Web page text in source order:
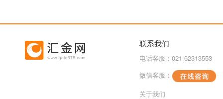
联系我们
电话客服：021-62313553
微信客服：
关于我们